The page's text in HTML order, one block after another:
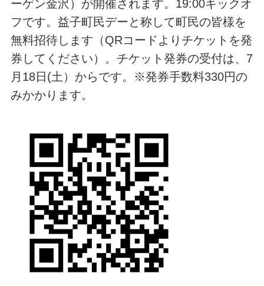
ーゲン金沢）が開催されます。19:00キックオ
フです。益子町民デーと称して町民の皆様を
無料招待します（QRコードよりチケットを発
券してください）。チケット発券の受付は、7
月18日(土）からです。※発券手数料330円の
みかかります。